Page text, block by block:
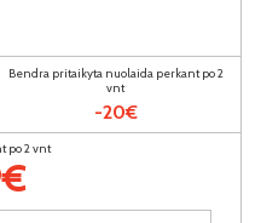
Bendra pritaikyta nuolaida perkant po 2
vnt
-20€
po 2 vnt